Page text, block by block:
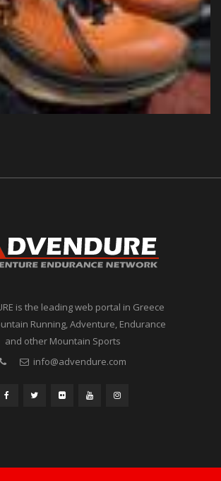
is the leading web portal in Greece
Running, Adventure, Endurance
and other Mountain Sports
info@advendure.com